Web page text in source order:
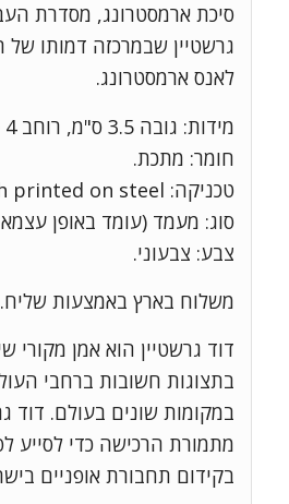
סיכת ארמסטרונג, מסדרת
גרשטיין שבמרכזה דמותו של
לאנס ארמסטרונג.
מידות: גובה 3.5 ס"מ, רוחב 4 ס"מ.
חומר: מתכת.
טכניקה: Spirgraph printed on steel
סוג: מעמד (עומד באופן
צבע: צבעוני.
משלוח בארץ באמצעות שליח.
דוד גרשטיין הוא אמן מקורי
בתצוגות חשובות ברחבי
במקומות שונים בעולם. דוד
מתמורת הרכישה כדי לסייע
בקידום תחבורת אופניים